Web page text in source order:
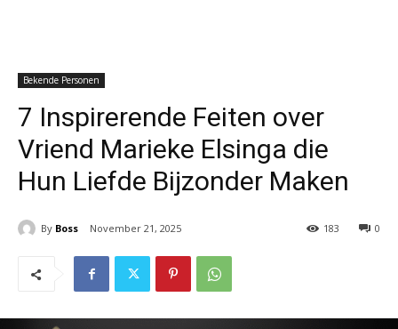
Bekende Personen
7 Inspirerende Feiten over
Vriend Marieke Elsinga die
Hun Liefde Bijzonder Maken
By Boss November 21, 2025 0
183